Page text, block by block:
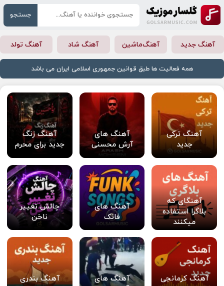
جستجو
آهنگ جدید آهنگ‌ماشین آهنگ شاد آهنگ تولد
همه فعالیت ها طبق قوانین جمهوری اسلامی ایران می باشد
آهنگ ترکی
جدید
آهنگ های
آرش محسنی
آهنگ زنگ
جدید برای محرم
آهنگای که
بلاگرا استفاده
میکنند
آهنگ های
فانک
چالش تغییر
ناخن
آهنگ کرمانجی
آهنگ های
آهنگ بندری